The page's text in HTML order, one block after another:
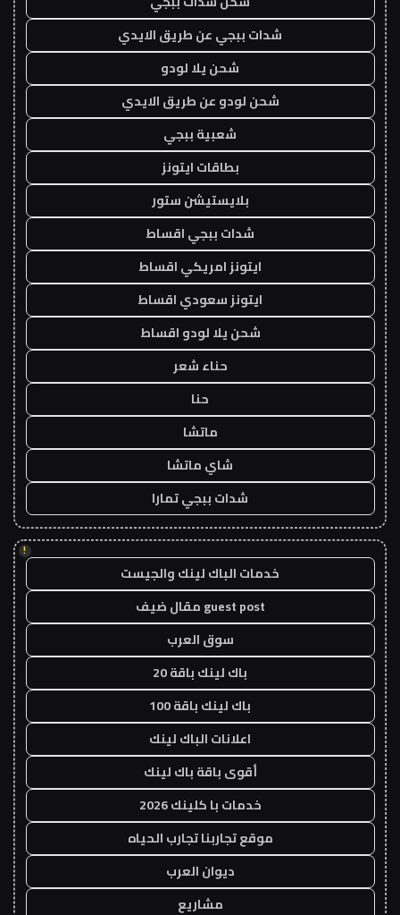
شدات ببجي عن طريق الايدي
شحن يلا لودو
شحن لودو عن طريق الايدي
شعبية ببجي
بطاقات ايتونز
بلايستيشن ستور
شدات ببجي اقساط
ايتونز امريكي اقساط
ايتونز سعودي اقساط
شحن يلا لودو اقساط
حناء شعر
حنا
ماتشا
شاي ماتشا
شدات ببجي تمارا
!
خدمات الباك لينك والجيست
guest post مقال ضيف
سوق العرب
باك لينك باقة 20
باك لينك باقة 100
اعلانات الباك لينك
أقوى باقة باك لينك
خدمات با كلينك 2026
موقع تجاربنا تجارب الحياه
ديوان العرب
مشاريع